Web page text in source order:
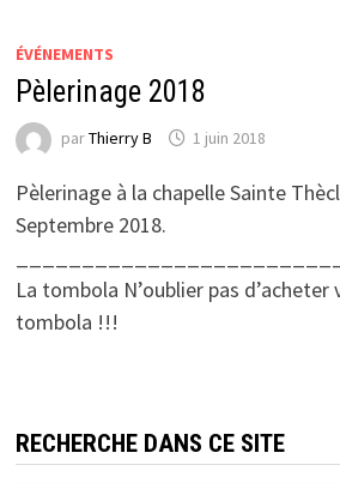
ÉVÉNEMENTS
Pèlerinage 2018
parThierry B 1 juin 2018
Pèlerinage à la chapelle Sainte
Septembre 2018.
La tombola N’oublier pas
tombola !!!
RECHERCHE DANS CE SITE